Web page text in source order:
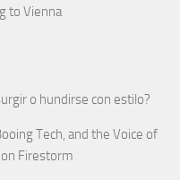
to Vienna
o hundirse con estilo?
Tech, and the Voice of
Firestorm